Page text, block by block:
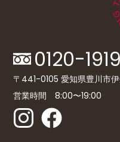
0120-
〒441-0105 愛知県豊川市
営業時間 8:00〜19:00